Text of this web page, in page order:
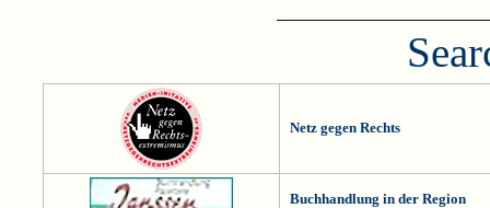
Netz gegen Rechts
Buchhandlung in der Region